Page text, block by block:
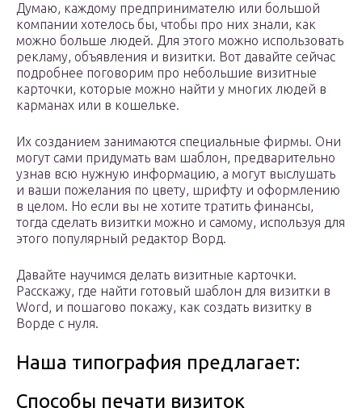
Думаю, каждому предпринимателю или большой
компании хотелось бы, чтобы про них знали, как
можно больше людей. Для этого можно использовать
рекламу, объявления и визитки. Вот давайте сейчас
подробнее поговорим про небольшие визитные
карточки, которые можно найти у многих людей в
карманах или в кошельке.
Их созданием занимаются специальные фирмы. Они
могут сами придумать вам шаблон, предварительно
узнав всю нужную информацию, а могут выслушать
и ваши пожелания по цвету, шрифту и оформлению
в целом. Но если вы не хотите тратить финансы,
тогда сделать визитки можно и самому, используя для
этого популярный редактор Ворд.
Давайте научимся делать визитные карточки.
Расскажу, где найти готовый шаблон для визитки в
Word, и пошагово покажу, как создать визитку в
Ворде с нуля.
Наша типография предлагает:
Способы печати визиток